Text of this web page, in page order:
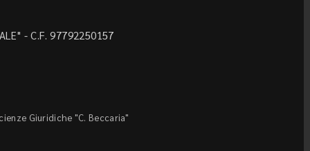
- C.F. 97792250157
Giuridiche "C. Beccaria"